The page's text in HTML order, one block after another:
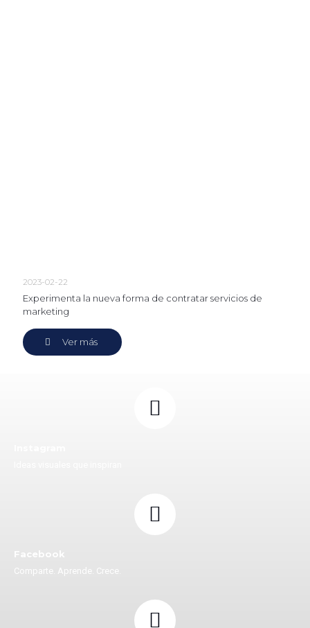
2023-02-22
Experimenta la nueva forma de contratar servicios de
marketing
Ver más
Facebook
Comparte. Aprende. Crece.